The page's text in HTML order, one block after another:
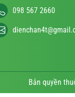
098 567 2660
Bản quyền